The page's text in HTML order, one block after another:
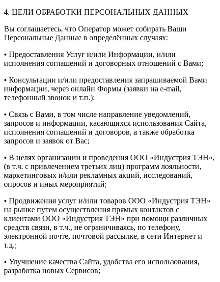
4. ЦЕЛИ ОБРАБОТКИ ПЕРСОНАЛЬНЫХ ДАННЫХ
Вы соглашаетесь, что Оператор может собирать Ваши
Персональные Данные в определённых случаях:
• Предоставления Услуг и/или Информации, и/или
исполнения соглашений и договорных отношений с Вами;
• Консультации и/или предоставления запрашиваемой Вами
информации, через онлайн Формы (заявки на e-mail,
телефонный звонок и т.п.);
• Связь с Вами, в том числе направление уведомлений,
запросов и информации, касающихся использования Сайта,
исполнения соглашений и договоров, а также обработка
запросов и заявок от Вас;
• В целях организации и проведения ООО «Индустрия ТЭН»,
(в т.ч. с привлечением третьих лиц) программ лояльности,
маркетинговых и/или рекламных акций, исследований,
опросов и иных мероприятий;
• Продвижения услуг и/или товаров ООО «Индустрия ТЭН»
на рынке путем осуществления прямых контактов с
клиентами ООО «Индустрия ТЭН» при помощи различных
средств связи, в т.ч., не ограничиваясь, по телефону,
электронной почте, почтовой рассылке, в сети Интернет и
т.д.;
• Улучшение качества Сайта, удобства его использования,
разработка новых Сервисов;